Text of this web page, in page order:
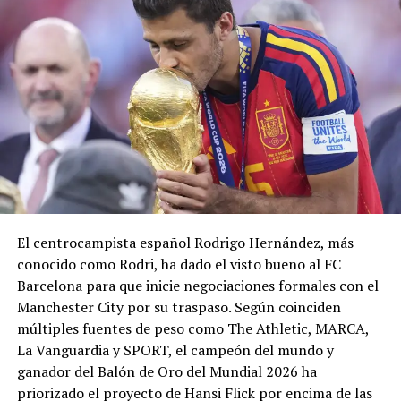
Vamossss
pic.twitter.com/
— Inter Miami CF
(@InterMiamiCF)
August 6, 2026
SI CAPITÁN! Messi x2
pic.twitter.com/ssqChmttZL
— Inter Miami CF
(@InterMiamiCF)
August 6, 2026
El centrocampista español Rodrigo Hernández, más
conocido como Rodri, ha dado el visto bueno al FC
Barcelona para que inicie negociaciones formales con el
Manchester City por su traspaso. Según coinciden
múltiples fuentes de peso como The Athletic, MARCA,
La Vanguardia y SPORT, el campeón del mundo y
ganador del Balón de Oro del Mundial 2026 ha
priorizado el proyecto de Hansi Flick por encima de las